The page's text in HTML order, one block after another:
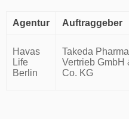
Agentur Auftraggeber
Havas
Life
Berlin
Takeda Pharma
Vertrieb GmbH
Co. KG